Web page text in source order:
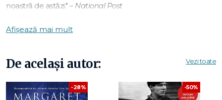
noastră de astăzi." – National Post
„Margaret MacMillan
«Vreau să bârfesc», mărturisește ea – și același lucru îl vrem
și noi." –New York Times Book Review
Margaret MacMillanpropune o selecție inedită de
Afișează mai mult
De același autor: Vezi toate
-28% -50%